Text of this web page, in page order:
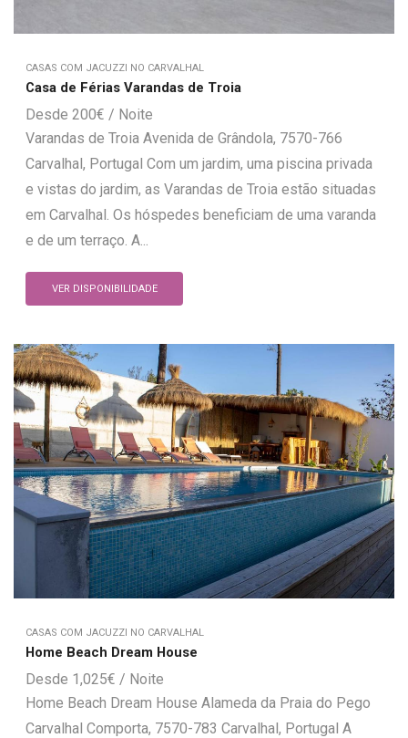
CASAS COM JACUZZI NO CARVALHAL
Casa de Férias Varandas de Troia
200€
Varandas de Troia Avenida de Grândola, 7570-766
Carvalhal, Portugal Com um jardim, uma piscina privada
e vistas do jardim, as Varandas de Troia estão situadas
em Carvalhal. Os hóspedes beneficiam de uma varanda
e de um terraço. A...
VER DISPONIBILIDADE
CASAS COM JACUZZI NO CARVALHAL
Home Beach Dream House
1,025€
Home Beach Dream House Alameda da Praia do Pego
Carvalhal Comporta, 7570-783 Carvalhal, Portugal A